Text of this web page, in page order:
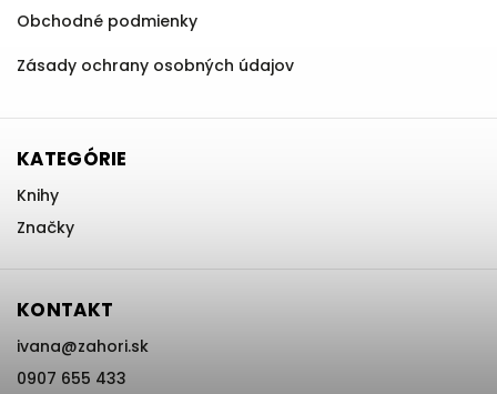
Obchodné podmienky
Zásady ochrany osobných údajov
KATEGÓRIE
Knihy
Značky
KONTAKT
ivana@zahori.sk
0907 655 433